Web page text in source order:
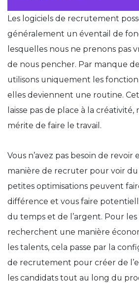
Les logiciels de recrutement
généralement un éventail de
lesquelles nous ne prenons pas
de nous pencher. Par manque
utilisons uniquement les
elles deviennent une routine.
laisse pas de place à la créativité,
mérite de faire le travail.
Vous n’avez pas besoin de
manière de recruter pour voir
petites optimisations peuvent
différence et vous faire
du temps et de l’argent. Pour les
recherchent une manière
les talents, cela passe par la
de recrutement pour créer de
les candidats tout au long du